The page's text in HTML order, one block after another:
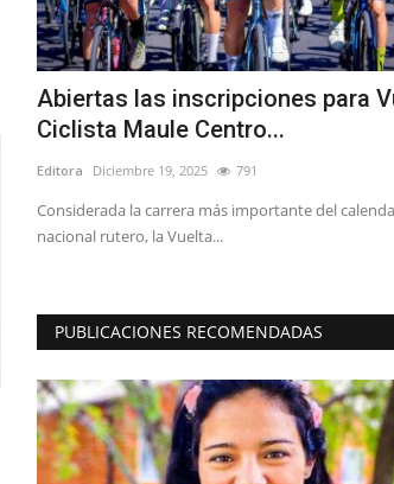
Abiertas las inscripciones para
Ciclista Maule Centro...
Editora Diciembre 19, 2025 791
Considerada la carrera más importante del
nacional rutero, la Vuelta...
PUBLICACIONES RECOMENDADAS